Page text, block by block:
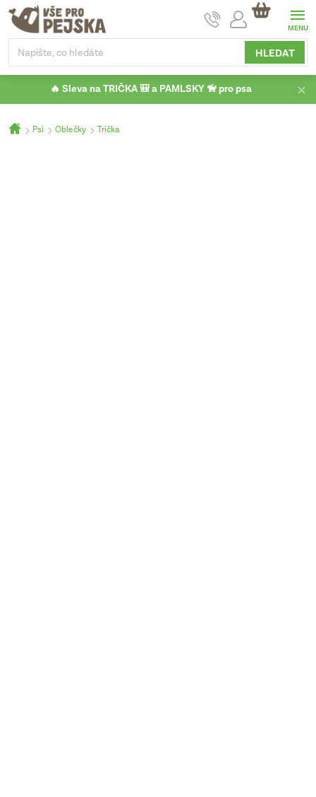
Přejít
obsah
HLEDAT
NÁKUPNÍ
KOŠÍK
🔥 Sleva na TRIČKA 🎒 a PAMLSKY 🦮 pro psa
Domů
Psi Oblečky Trička